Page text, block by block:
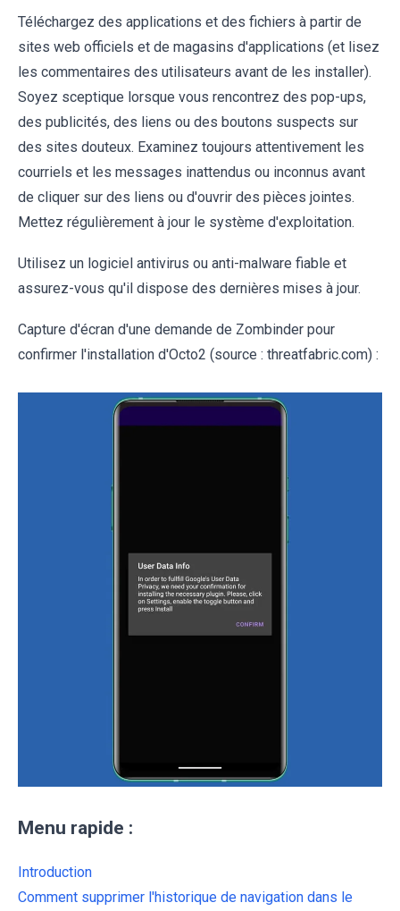
Téléchargez des applications et des fichiers à partir de
sites web officiels et de magasins d'applications (et lisez
les commentaires des utilisateurs avant de les installer).
Soyez sceptique lorsque vous rencontrez des pop-ups,
des publicités, des liens ou des boutons suspects sur
des sites douteux. Examinez toujours attentivement les
courriels et les messages inattendus ou inconnus avant
de cliquer sur des liens ou d'ouvrir des pièces jointes.
Mettez régulièrement à jour le système d'exploitation.
Utilisez un logiciel antivirus ou anti-malware fiable et
assurez-vous qu'il dispose des dernières mises à jour.
Capture d'écran d'une demande de Zombinder pour
confirmer l'installation d'Octo2 (source : threatfabric.com) :
Menu rapide :
Introduction
Comment supprimer l'historique de navigation dans le